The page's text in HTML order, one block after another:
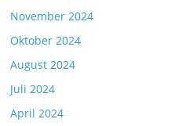
November 2024
Oktober 2024
August 2024
Juli 2024
April 2024